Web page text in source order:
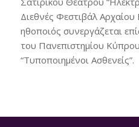
Διεθνές Φεστιβάλ
ηθοποιός συνεργάζεται
του Πανεπιστημίου
“Τυποποιημένοι Ασθενείς”.